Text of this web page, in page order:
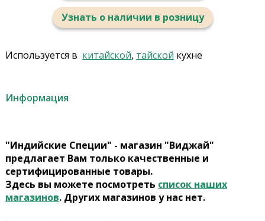
Узнать о наличии в розницу
Используется в китайской, тайской кухне
Информация
"Индийские Специи" - магазин "Виджай"
предлагает Вам только качественные и
сертифицированные товары.
Здесь вы можете посмотреть список наших
магазинов. Других магазинов у нас нет.